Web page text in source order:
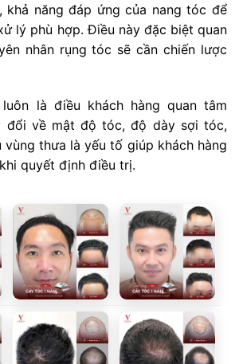
khả năng đáp ứng của nang tóc để
lý phù hợp. Điều này đặc biệt quan
nhân rụng tóc sẽ cần chiến lược
là điều khách hàng quan tâm
đổi về mật độ tóc, độ dày sợi tóc,
vùng thưa là yếu tố giúp khách hàng
quyết định điều trị.